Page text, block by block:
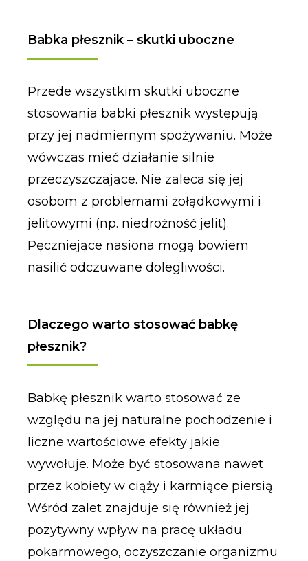
Babka płesznik – skutki uboczne
Przede wszystkim skutki uboczne
stosowania babki płesznik występują
przy jej nadmiernym spożywaniu. Może
wówczas mieć działanie silnie
przeczyszczające. Nie zaleca się jej
osobom z problemami żołądkowymi i
jelitowymi (np. niedrożność jelit).
Pęczniejące nasiona mogą bowiem
nasilić odczuwane dolegliwości.
Dlaczego warto stosować babkę
płesznik?
Babkę płesznik warto stosować ze
względu na jej naturalne pochodzenie i
liczne wartościowe efekty jakie
wywołuje. Może być stosowana nawet
przez kobiety w ciąży i karmiące piersią.
Wśród zalet znajduje się również jej
pozytywny wpływ na pracę układu
pokarmowego, oczyszczanie organizmu